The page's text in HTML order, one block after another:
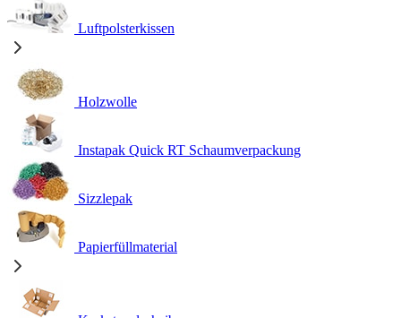
Luftpolsterkissen
Holzwolle
Instapak Quick RT Schaumverpackung
Sizzlepak
Papierfüllmaterial